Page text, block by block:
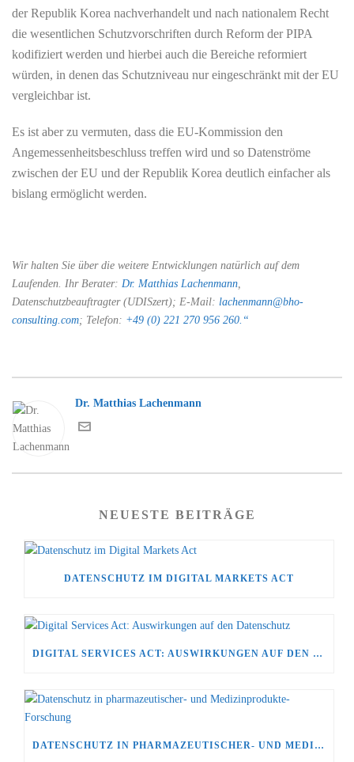
der Republik Korea nachverhandelt und nach nationalem Recht
die wesentlichen Schutzvorschriften durch Reform der PIPA
kodifiziert werden und hierbei auch die Bereiche reformiert
würden, in denen das Schutzniveau nur eingeschränkt mit der EU
vergleichbar ist.
Es ist aber zu vermuten, dass die EU-Kommission den
Angemessenheitsbeschluss treffen wird und so Datenströme
zwischen der EU und der Republik Korea deutlich einfacher als
bislang ermöglicht werden.
Wir halten Sie über die weitere Entwicklungen natürlich auf dem
Laufenden. Ihr Berater: Dr. Matthias Lachenmann,
Datenschutzbeauftragter (UDISzert); E-Mail: lachenmann@bho-
consulting.com; Telefon: +49 (0) 221 270 956 260.“
Dr. Matthias Lachenmann
NEUESTE BEITRÄGE
DATENSCHUTZ IM DIGITAL MARKETS ACT
DIGITAL SERVICES ACT: AUSWIRKUNGEN AUF DEN DATENSCHUTZ
DATENSCHUTZ IN PHARMAZEUTISCHER- UND MEDIZINPRODUKTE-FORSCHUNG